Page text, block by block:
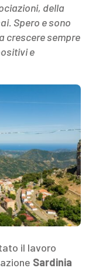
della
Spero e sono
crescere sempre
e
il lavoro
Sardinia